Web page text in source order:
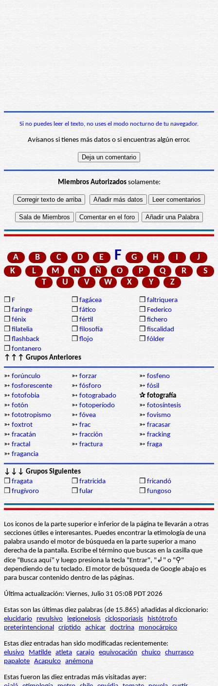
Si no puedes leer el texto, no uses el modo nocturno de tu navegador.
Avísanos si tienes más datos o si encuentras algún error.
Miembros Autorizadossolamente:
A B C D E F G H I
J
K
L M N Ñ O P Q R
S
T
U V W X Y Z
❒ F ❒ fagácea ❒ faltriquera
❒ faringe ❒ fático ❒ Federico
❒ fénix ❒ fértil ❒ fichero
❒ filatelia ❒ filosofía ❒ fiscalidad
❒ flashback ❒ flojo ❒ fólder
❒ fontanero
↑↑↑ Grupos Anteriores
➳ forúnculo ➳ forzar ➳ fosfeno
➳ fosforescente ➳ fósforo ➳ fósil
➳ fotofobia ➳ fotograbado
✰ fotografía
➳ fotón ➳ fotoperíodo ➳ fotosíntesis
➳ fototropismo ➳ fóvea ➳ fovismo
➳ foxtrot ➳ frac ➳ fracasar
➳ fracatán ➳ fracción ➳ fracking
➳ fractal ➳ fractura ➳ fraga
➳ fragancia
↓↓↓ Grupos Siguientes
❒ fragata ❒ fratricida ❒ fricandó
❒ frugívoro ❒ fular ❒ fungoso
Los iconos de la parte superior e inferior de la página te llevarán a otras
secciones útiles e interesantes. Puedes encontrar la etimología de una
palabra usando el motor de búsqueda en la parte superior a mano
derecha de la pantalla. Escribe el término que buscas en la casilla que
dice “Busca aquí” y luego presiona la tecla "Entrar", "↲" o "⚲"
dependiendo de tu teclado. El motor de búsqueda de Google abajo es
para buscar contenido dentro de las páginas.
Última actualización: Viernes, Julio 31 05:08 PDT 2026
Estas son las últimas diez palabras (de 15.865) añadidas al diccionario:
elucidario
revulsivo legionelosis ciclosporiasis
histótrofo
preterintencional críptido achicar doctrina monocárpico
Estas diez entradas han sido modificadas recientemente:
elusivo
Matilde atleta carajo equivocación chuico churrasco
papalote Acapulco anémona
Estas fueron las diez entradas más visitadas ayer: